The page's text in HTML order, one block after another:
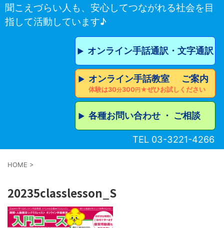
聞こえづらい人も、安心してつながれる社会を目
指して活動しています♪
▶︎ オンライン手話通訳・文字通訳
▶︎ オンライン手話教室 ご案内
体験は30分300円★ぜひお試しください
▶︎ 各種お問い合わせ ・ ご相談
TEL 03-3221-4266
HOME >
20235classlesson_S